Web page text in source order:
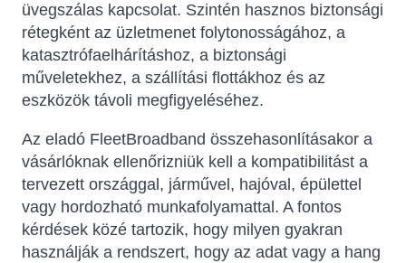
üvegszálas kapcsolat. Szintén hasznos biztonsági
rétegként az üzletmenet folytonosságához, a
katasztrófaelhárításhoz, a biztonsági
műveletekhez, a szállítási flottákhoz és az
eszközök távoli megfigyeléséhez.
Az eladó FleetBroadband összehasonlításakor a
vásárlóknak ellenőrizniük kell a kompatibilitást a
tervezett országgal, járművel, hajóval, épülettel
vagy hordozható munkafolyamattal. A fontos
kérdések közé tartozik, hogy milyen gyakran
használják a rendszert, hogy az adat vagy a hang